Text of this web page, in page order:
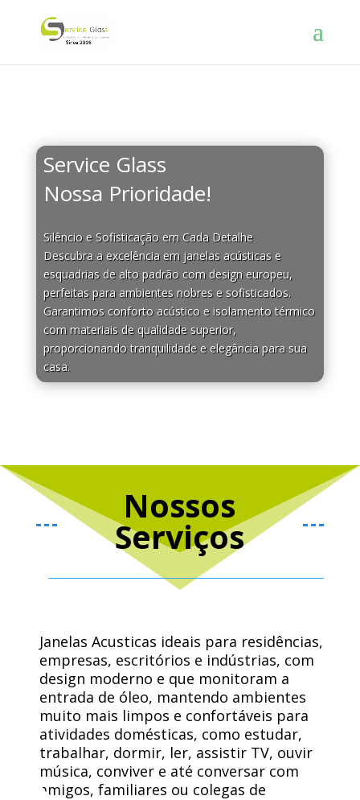
Service Glass
Nossa Prioridade!
Silêncio e Sofisticação em Cada Detalhe
Descubra a excelência em janelas acústicas e
esquadrias de alto padrão com design europeu,
perfeitas para ambientes nobres e sofisticados.
Garantimos conforto acústico e isolamento térmico
com materiais de qualidade superior,
proporcionando tranquilidade e elegância para sua
casa.
Nossos
Serviços
Janelas Acusticas ideais para residências,
empresas, escritórios e indústrias, com
design moderno e que monitoram a
entrada de óleo, mantendo ambientes
muito mais limpos e confortáveis ​​para
atividades domésticas, como estudar,
trabalhar, dormir, ler, assistir TV, ouvir
música, conviver e até conversar com
amigos, familiares ou colegas de